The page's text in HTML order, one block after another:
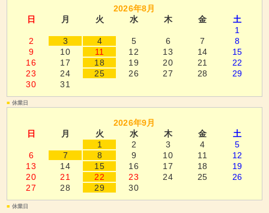
2026年8月
日
月 火 水 木 金
土
1
2
3 4 5 6 7
8
9
10 11 12 13 14
15
16
17 18 19 20 21
22
23
24 25 26 27 28
29
30
31
■ 休業日
2026年9月
日
月 火 水 木 金
土
1
2 3 4
5
6
7 8 9 10 11
12
13
14 15 16 17 18
19
20
21 22 23 24 25
26
27
28 29 30
■ 休業日